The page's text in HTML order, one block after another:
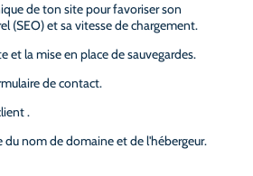
de ton site pour favoriser son
(SEO) et sa vitesse de chargement.
et la mise en place de sauvegardes.
de contact.
.
du nom de domaine et de l'hébergeur.